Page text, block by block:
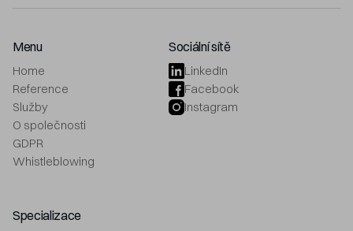
Menu
Home
Reference
Služby
O společnosti
GDPR
Whistleblowing
Sociální sítě
LinkedIn
Facebook
Instagram
Specializace